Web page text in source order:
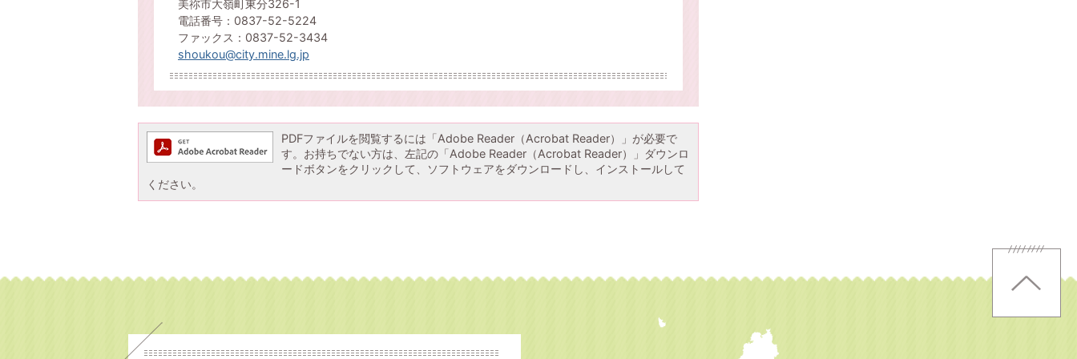
美祢市大嶺町東分326-1
電話番号：0837-52-5224
ファックス：0837-52-3434
shoukou@city.mine.lg.jp
PDFファイルを閲覧するには「Adobe Reader（Acrobat Reader）」が必要で
す。お持ちでない方は、左記の「Adobe Reader（Acrobat Reader）」ダウンロ
ードボタンをクリックして、ソフトウェアをダウンロードし、インストールして
ください。